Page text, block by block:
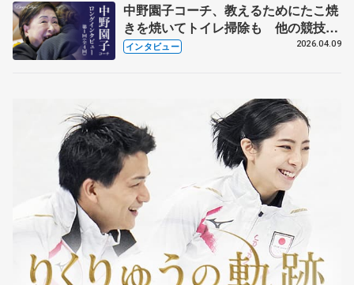
中野園子コーチ、教えるためにたこ焼
きを焼いてトイレ掃除も 他の競技に
も通用するという坂本花織の筋肉
インタビュー 2026.04.09